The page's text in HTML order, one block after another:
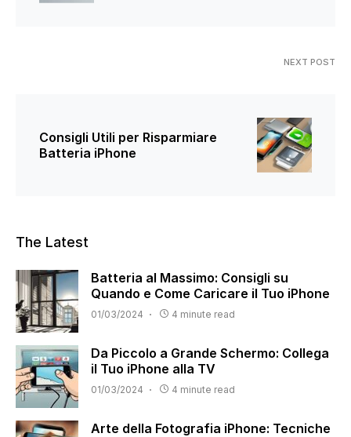
NEXT POST
Consigli Utili per Risparmiare
Batteria iPhone
The Latest
Batteria al Massimo: Consigli su
Quando e Come Caricare il Tuo iPhone
01/03/2024 4 minute read
Da Piccolo a Grande Schermo: Collega
il Tuo iPhone alla TV
01/03/2024 4 minute read
Arte della Fotografia iPhone: Tecniche